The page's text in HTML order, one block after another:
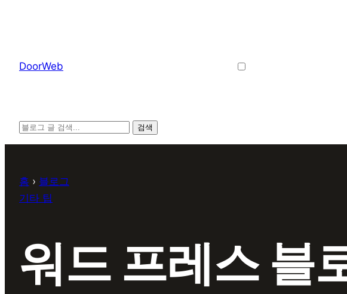
DoorWeb
검색
홈 › 블로그
기타 팁
워드 프레스 블